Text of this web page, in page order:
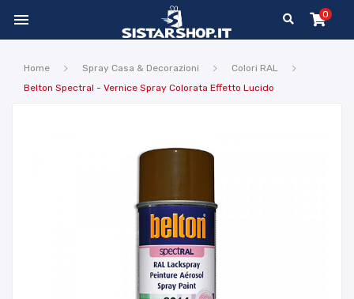
 0
Home Spray Casa & Decorazioni
Colori RAL
Belton Spectral - Vernice Spray Colorata Effetto Lucido